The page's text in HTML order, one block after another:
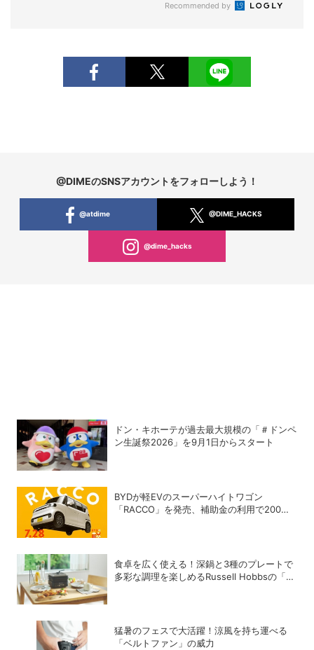
Recommended by
@DIMEのSNSアカウントをフォローしよう！
@atdime @DIME_HACKS
@dime_hacks
ドン・キホーテが過去最大規模の「＃ドンペ
ン生誕祭2026」を9月1日からスタート
BYDが軽EVのスーパーハイトワゴン
「RACCO」を発売、補助金の利用で200万
食卓を広く使える！深鍋と3種のプレートで
多彩な調理を楽しめるRussell Hobbsの「キ
猛暑のフェスで大活躍！涼風を持ち運べる
「ベルトファン」の威力